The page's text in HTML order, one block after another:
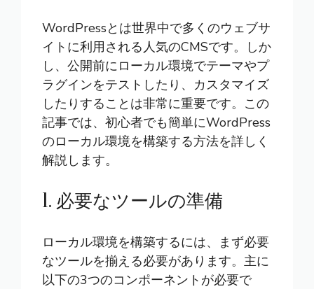
WordPressとは世界中で多くのウェブサ
イトに利用される人気のCMSです。しか
し、公開前にローカル環境でテーマやプ
ラグインをテストしたり、カスタマイズ
したりすることは非常に重要です。この
記事では、初心者でも簡単にWordPress
のローカル環境を構築する方法を詳しく
解説します。
1. 必要なツールの準備
ローカル環境を構築するには、まず必要
なツールを揃える必要があります。主に
以下の3つのコンポーネントが必要で